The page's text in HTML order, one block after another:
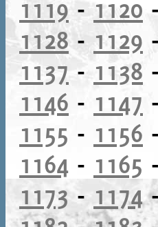
1119-1120 -
1128- 1129 -
1137 - 1138 -
1146 - 1147 -
1155 - 1156 -
1164 - 1165 -
1173- 1174